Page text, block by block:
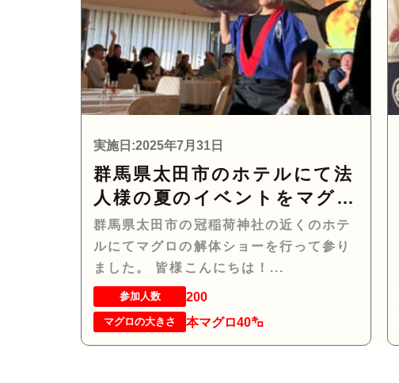
実施日:2025年7月31日
群馬県太田市のホテルにて法
人様の夏のイベントをマグロ
の解体ショーで盛り上げて参
りました！！
群馬県太田市の冠稲荷神社の近くのホテ
ルにてマグロの解体ショーを行って参り
ました。 皆様こんにちは！...
参加人数 200
マグロの大きさ 本マグロ40㌔